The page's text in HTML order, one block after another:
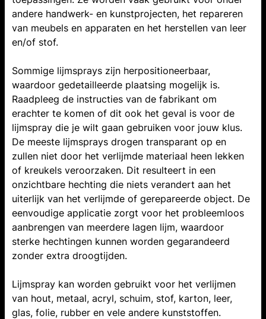
andere handwerk- en kunstprojecten, het repareren
van meubels en apparaten en het herstellen van leer
en/of stof.
Sommige lijmsprays zijn herpositioneerbaar,
waardoor gedetailleerde plaatsing mogelijk is.
Raadpleeg de instructies van de fabrikant om
erachter te komen of dit ook het geval is voor de
lijmspray die je wilt gaan gebruiken voor jouw klus.
De meeste lijmsprays drogen transparant op en
zullen niet door het verlijmde materiaal heen lekken
of kreukels veroorzaken. Dit resulteert in een
onzichtbare hechting die niets verandert aan het
uiterlijk van het verlijmde of gerepareerde object. De
eenvoudige applicatie zorgt voor het probleemloos
aanbrengen van meerdere lagen lijm, waardoor
sterke hechtingen kunnen worden gegarandeerd
zonder extra droogtijden.
Lijmspray kan worden gebruikt voor het verlijmen
van hout, metaal, acryl, schuim, stof, karton, leer,
glas, folie, rubber en vele andere kunststoffen.